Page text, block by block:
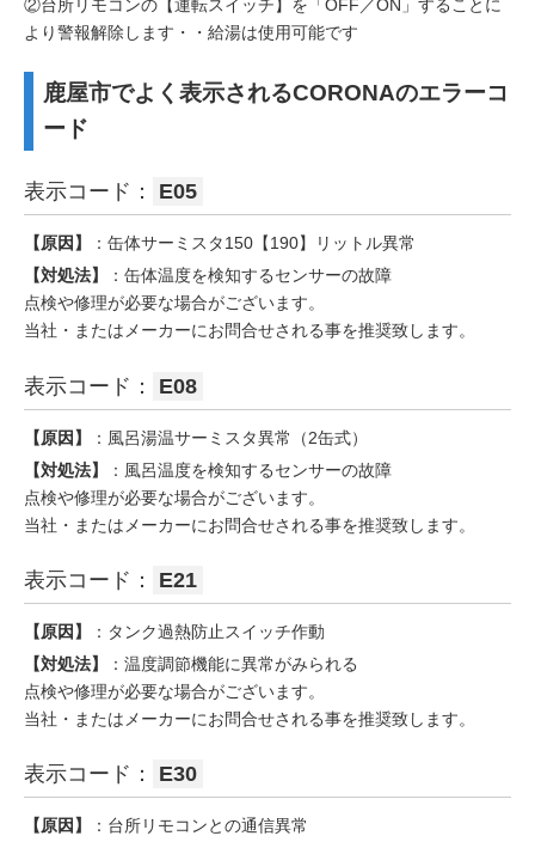
②台所リモコンの【運転スイッチ】を「OFF／ON」することに
より警報解除します・・給湯は使用可能です
鹿屋市でよく表示されるCORONAのエラーコ
ード
表示コード： E05
【原因】
：缶体サーミスタ150【190】リットル異常
【対処法】
：缶体温度を検知するセンサーの故障
点検や修理が必要な場合がございます。
当社・またはメーカーにお問合せされる事を推奨致します。
表示コード： E08
【原因】
：風呂湯温サーミスタ異常（2缶式）
【対処法】
：風呂温度を検知するセンサーの故障
点検や修理が必要な場合がございます。
当社・またはメーカーにお問合せされる事を推奨致します。
表示コード： E21
【原因】
：タンク過熱防止スイッチ作動
【対処法】
：温度調節機能に異常がみられる
点検や修理が必要な場合がございます。
当社・またはメーカーにお問合せされる事を推奨致します。
表示コード： E30
【原因】
：台所リモコンとの通信異常